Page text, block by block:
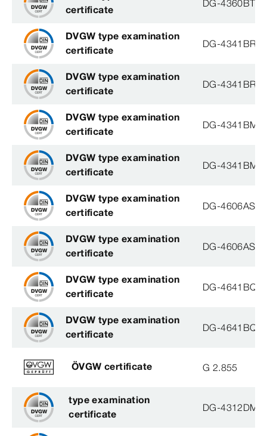
certificate
DG-
DVGW type examination
certificate
DG-
DVGW type examination
certificate
DG-
DVGW type examination
certificate
DG-
DVGW type examination
certificate
DG-
DVGW type examination
certificate
DG-
DVGW type examination
certificate
DG-
DVGW type examination
certificate
DG-
DVGW type examination
certificate
DG-
ÖVGW certificate G 2.855
type examination
certificate
DG-